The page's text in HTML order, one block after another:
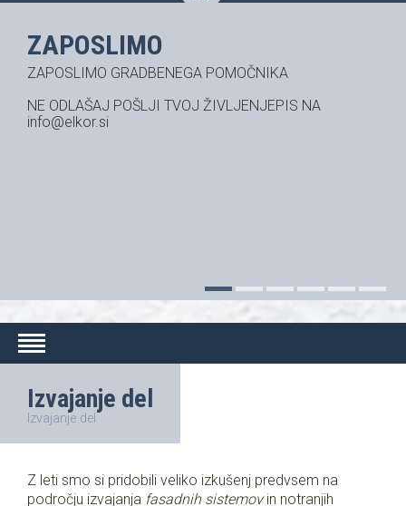
ZAPOSLIMO
ZAPOSLIMO GRADBENEGA POMOČNIKA
NE ODLAŠAJ POŠLJI TVOJ ŽIVLJENJEPIS NA
info@elkor.si
Izvajanje del
Izvajanje del
Z leti smo si pridobili veliko izkušenj predvsem na
področju izvajanja fasadnih sistemovin notranjih